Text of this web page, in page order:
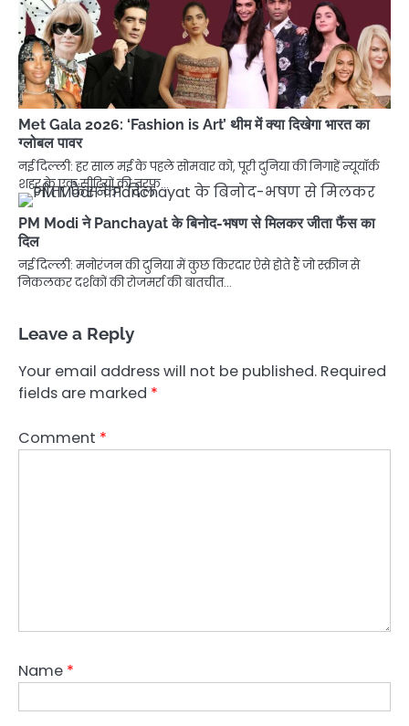
Met Gala 2026: ‘Fashion is Art’ थीम में क्या दिखेगा भारत का
ग्लोबल पावर
नई दिल्ली: हर साल मई के पहले सोमवार को, पूरी दुनिया की निगाहें न्यूयॉर्क
शहर के एक सीढ़ियों की तरफ…
PM Modi ने Panchayat के बिनोद-भषण से मिलकर जीता फैंस का
दिल
नई दिल्ली: मनोरंजन की दुनिया में कुछ किरदार ऐसे होते हैं जो स्क्रीन से
निकलकर दर्शकों की रोजमर्रा की बातचीत…
Leave a Reply
Your email address will not be published. Required
fields are marked *
Comment *
Name *